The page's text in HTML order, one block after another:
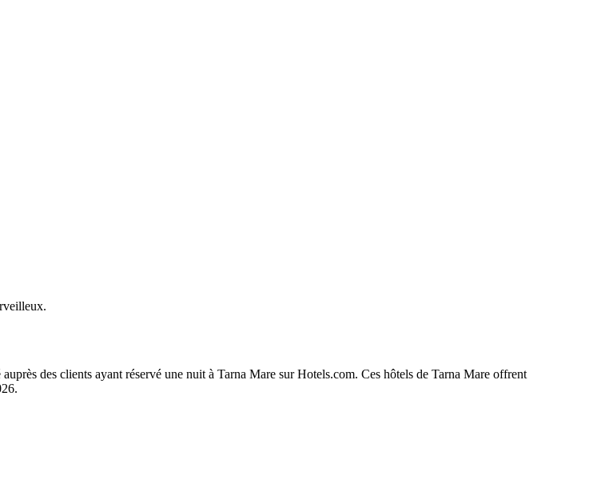
des clients ayant réservé une nuit à Tarna Mare sur Hotels.com. Ces hôtels de Tarna Mare offrent
.